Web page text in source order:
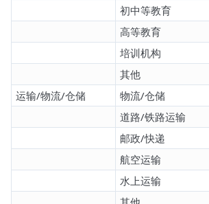
初中等教育
高等教育
培训机构
其他
运输/物流/仓储
物流/仓储
道路/铁路运输
邮政/快递
航空运输
水上运输